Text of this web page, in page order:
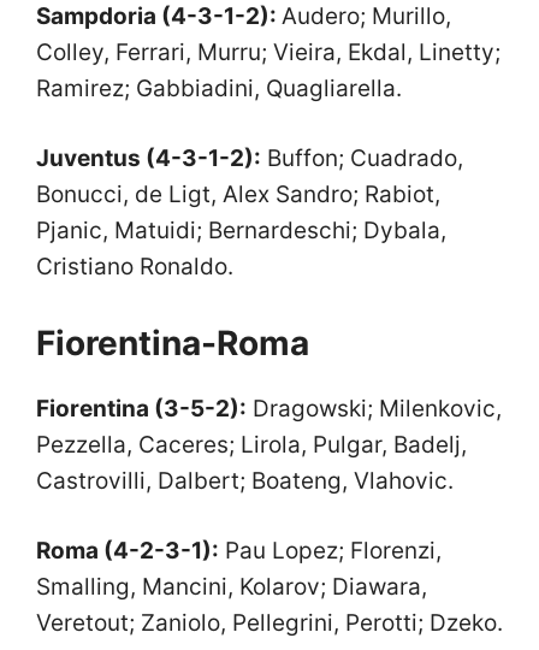
Sampdoria (4-3-1-2): Audero; Murillo,
Colley, Ferrari, Murru; Vieira, Ekdal, Linetty;
Ramirez; Gabbiadini, Quagliarella.
Juventus (4-3-1-2): Buffon; Cuadrado,
Bonucci, de Ligt, Alex Sandro; Rabiot,
Pjanic, Matuidi; Bernardeschi; Dybala,
Cristiano Ronaldo.
Fiorentina-Roma
Fiorentina (3-5-2): Dragowski; Milenkovic,
Pezzella, Caceres; Lirola, Pulgar, Badelj,
Castrovilli, Dalbert; Boateng, Vlahovic.
Roma (4-2-3-1): Pau Lopez; Florenzi,
Smalling, Mancini, Kolarov; Diawara,
Veretout; Zaniolo, Pellegrini, Perotti; Dzeko.